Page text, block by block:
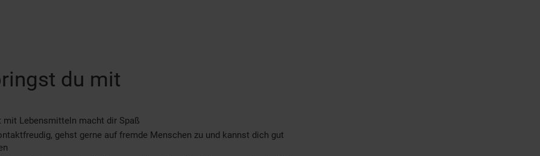
du mit
mit Lebensmitteln macht dir Spaß
gehst gerne auf fremde Menschen zu und kannst dich gut